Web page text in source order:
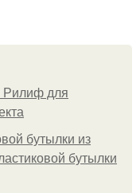
Рилиф для
бутылки из
бутылки